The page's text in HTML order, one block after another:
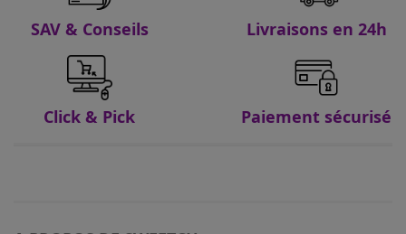
SAV & Conseils Livraisons en 24h
Click & Pick Paiement sécurisé